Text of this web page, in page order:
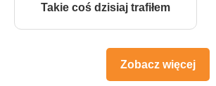
Takie coś dzisiaj trafiłem
Zobacz więcej